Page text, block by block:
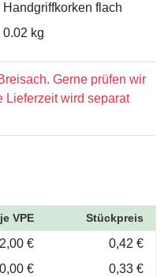
Handgriffkorken flach
0.02 kg
Gerne prüfen wir
Lieferzeit wird separat
VPE Stückpreis
€
0,42 €
€ 0,33 €